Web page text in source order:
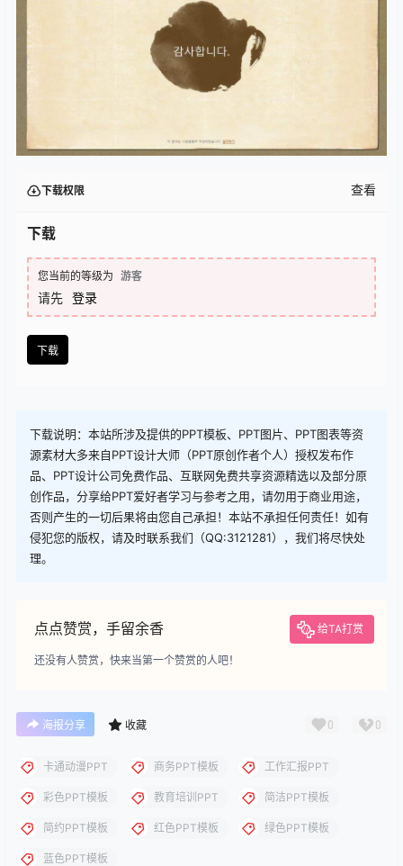
下载权限 查看
下载
您当前的等级为 游客
请先 登录
下载
下载说明：本站所涉及提供的PPT模板、PPT图片、PPT图表等资
源素材大多来自PPT设计大师（PPT原创作者个人）授权发布作
品、PPT设计公司免费作品、互联网免费共享资源精选以及部分原
创作品，分享给PPT爱好者学习与参考之用，请勿用于商业用途，
否则产生的一切后果将由您自己承担！本站不承担任何责任！如有
侵犯您的版权，请及时联系我们（QQ:3121281），我们将尽快处
理。
点点赞赏，手留余香 给TA打赏
还没有人赞赏，快来当第一个赞赏的人吧！
海报分享 收藏 0 0
卡通动漫PPT 商务PPT模板 工作汇报PPT
彩色PPT模板 教育培训PPT 简洁PPT模板
简约PPT模板 红色PPT模板 绿色PPT模板
蓝色PPT模板